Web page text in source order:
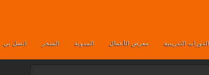
الدورات التدريبية معرض الأعمال المدونة المتجر اتصل بي